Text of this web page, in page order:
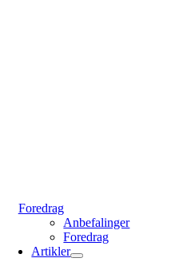
Foredrag
Anbefalinger
Foredrag
Artikler